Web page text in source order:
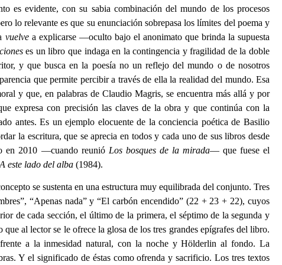
es evidente, con su sabia combinación del mundo de los procesos
lo relevante es que su enunciación sobrepasa los límites del poema y
vuelvea explicarse —oculto bajo el anonimato que brinda la supuesta
es un libro que indaga en la contingencia y fragilidad de la doble
y que busca en la poesía no un reflejo del mundo o de nosotros
que permite percibir a través de ella la realidad del mundo. Esa
y que, en palabras de Claudio Magris, se encuentra más allá y por
expresa con precisión las claves de la obra y que continúa con la
antes. Es un ejemplo elocuente de la conciencia poética de Basilio
la escritura, que se aprecia en todos y cada uno de sus libros desde
en 2010 —cuando reunió Los bosques de la mirada— que fuese el
A este lado del alba (1984).
se sustenta en una estructura muy equilibrada del conjunto. Tres
“Apenas nada” y “El carbón encendido” (22 + 23 + 22), cuyos
de cada sección, el último de la primera, el séptimo de la segunda y
al lector se le ofrece la glosa de los tres grandes epígrafes del libro.
a la inmesidad natural, con la noche y Hölderlin al fondo. La
Y el significado de éstas como ofrenda y sacrificio. Los tres textos